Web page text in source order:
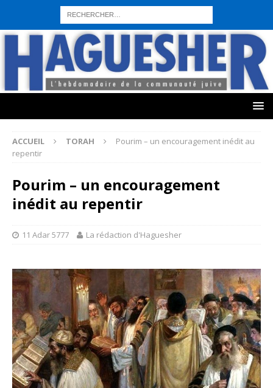
sohbet hattı numarası seks hattı numara istanbul escort bayanlar
sohbet hattı numaralar seks hattı numaralar"
numaraları sohbet hattı sex hattı telefonda seks numara sıcak sex
sohbet hattı canlı sohbet hatları sohbet numaraları
ucuz
sex sohbet hattı numaraları
yeni casino siteleri
ACCUEIL TORAH
Pourim – un encouragement inédit au
repentir
Pourim – un encouragement
inédit au repentir
11 Adar 5777 La rédaction d'Haguesher